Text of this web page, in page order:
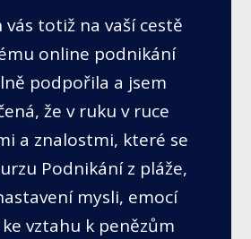
vás totiž na vaší cestě
online podnikání
podpořila a jsem
že v ruku v ruce
a znalostmi, které se
Podnikání z pláže,
mysli, emocí
vztahu k penězům